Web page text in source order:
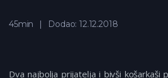
45min Dodao: 12.12.2018
Dva najbolja prijatelja i bivši košarkaši